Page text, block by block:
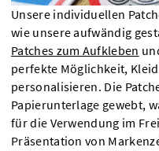
Unsere individuellen
wie unsere aufwändig
Patches zum Aufkleben
perfekte Möglichkeit,
personalisieren. Die
Papierunterlage gewebt,
für die Verwendung im
Präsentation von